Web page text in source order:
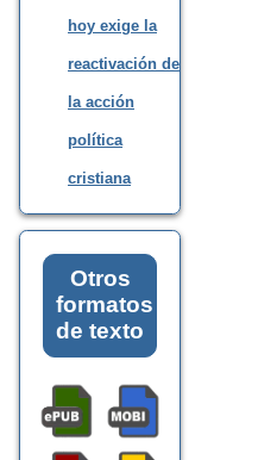
hoy exige la
reactivación de
la acción
política
cristiana
Otros
formatos
de texto